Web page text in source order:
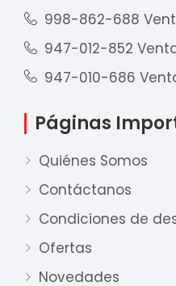
998-862-688
947-012-852
947-010-686
Páginas
Quiénes Somos
Contáctanos
Condiciones de
Ofertas
Novedades
para